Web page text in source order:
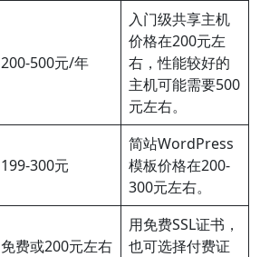
200-500元/年
入门级共享主机
价格在200元左
右，性能较好的
主机可能需要500
元左右。
199-300元
简站WordPress
模板价格在200-
300元左右。
免费或200元左右
用免费SSL证书，
也可选择付费证